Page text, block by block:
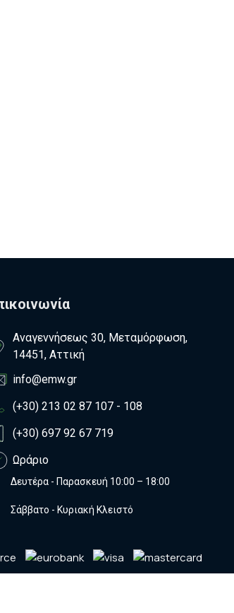
Αναγεννήσεως 30, Μεταμόρφωση,
14451, Αττική
info@emw.gr
(+30) 213 02 87 107 - 108
(+30) 697 92 67 719
Ωράριο
Δευτέρα - Παρασκευή 10:00 – 18:00
Σάββατο - Κυριακή Κλειστό